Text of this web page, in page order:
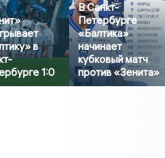
в
1:0
В Санкт-
Петербурге
«Балтика»
начинает
кубковый матч
против «Зенита»